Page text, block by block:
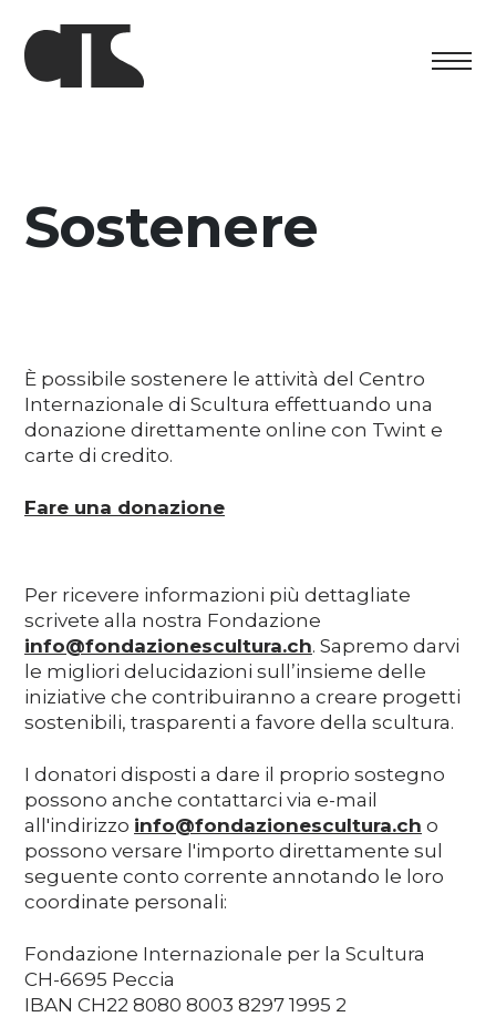
Programma culturale
Affitto spazi
DE EN
Sostenere
È possibile sostenere le attività del Centro
Internazionale di Scultura effettuando una
donazione direttamente online con Twint e
carte di credito.
Fare una donazione
Per ricevere informazioni più dettagliate
scrivete alla nostra Fondazione
info@fondazionescultura.ch. Sapremo darvi
le migliori delucidazioni sull’insieme delle
iniziative che contribuiranno a creare progetti
sostenibili, trasparenti a favore della scultura.
I donatori disposti a dare il proprio sostegno
possono anche contattarci via e-mail
all'indirizzo info@fondazionescultura.ch o
possono versare l'importo direttamente sul
seguente conto corrente annotando le loro
coordinate personali:
Fondazione Internazionale per la Scultura
CH-6695 Peccia
IBAN CH22 8080 8003 8297 1995 2